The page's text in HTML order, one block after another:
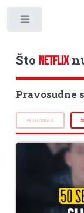
Što NETFLIX
Pravosudne
NATRAG